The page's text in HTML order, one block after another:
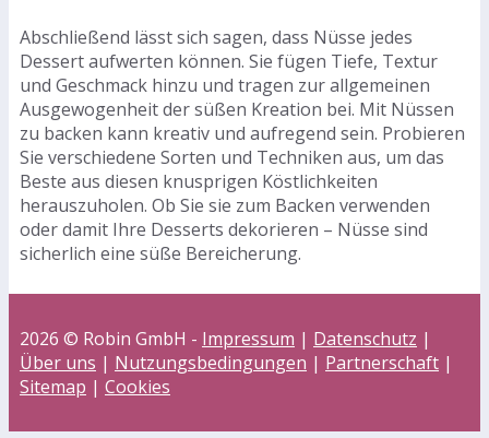
Abschließend lässt sich sagen, dass Nüsse jedes
Dessert aufwerten können. Sie fügen Tiefe, Textur
und Geschmack hinzu und tragen zur allgemeinen
Ausgewogenheit der süßen Kreation bei. Mit Nüssen
zu backen kann kreativ und aufregend sein. Probieren
Sie verschiedene Sorten und Techniken aus, um das
Beste aus diesen knusprigen Köstlichkeiten
herauszuholen. Ob Sie sie zum Backen verwenden
oder damit Ihre Desserts dekorieren – Nüsse sind
sicherlich eine süße Bereicherung.
2026 © Robin GmbH - Impressum | Datenschutz |
Über uns | Nutzungsbedingungen | Partnerschaft |
Sitemap | Cookies